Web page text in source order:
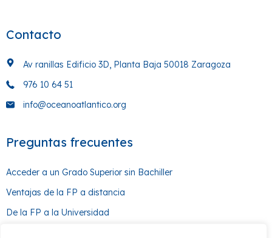
Contacto
Av ranillas Edificio 3D, Planta Baja 50018 Zaragoza
976 10 64 51
info@oceanoatlantico.org
Preguntas frecuentes
Acceder a un Grado Superior sin Bachiller
Ventajas de la FP a distancia
De la FP a la Universidad